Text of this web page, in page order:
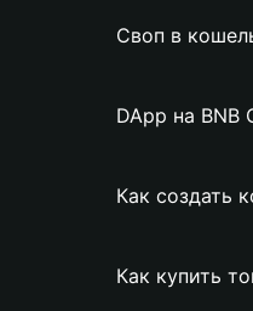
Своп в
DApp на BNB
Как создать
Как купить